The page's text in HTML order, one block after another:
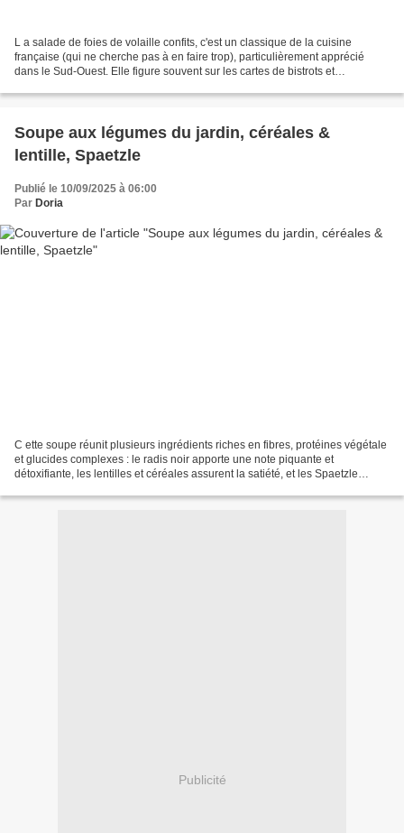
L a salade de foies de volaille confits, c'est un classique de la cuisine
française (qui ne cherche pas à en faire trop), particulièrement apprécié
dans le Sud-Ouest. Elle figure souvent sur les cartes de bistrots et
Soupe aux légumes du jardin, céréales &
lentille, Spaetzle
Publié le 10/09/2025 à 06:00
Par Doria
C ette soupe réunit plusieurs ingrédients riches en fibres, protéines végétale
et glucides complexes : le radis noir apporte une note piquante et
détoxifiante, les lentilles et céréales assurent la satiété, et les Spaetzle
Publicité